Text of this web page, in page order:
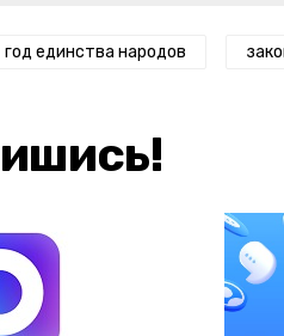
год единства народов